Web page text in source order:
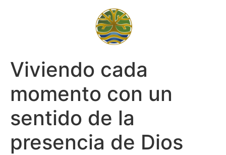
Viviendo cada
momento con un
sentido de la
presencia de Dios